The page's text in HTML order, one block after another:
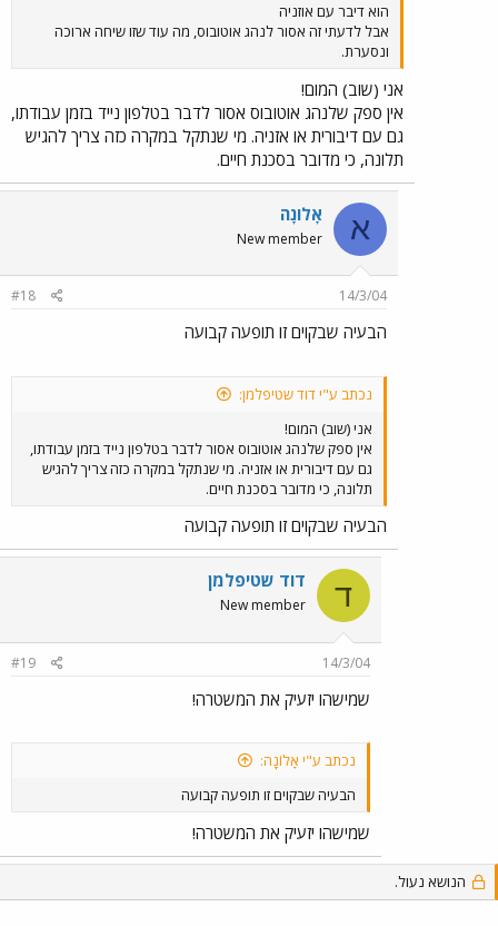
הוא דיבר עם אוזניה
אבל לדעתי זה אסור לנהג אוטובוס, מה עוד שזו שיחה ארוכה
ונסערת.
אני (שוב) המום!
אין ספק שלנהג אוטובוס אסור לדבר בטלפון נייד בזמן עבודתו,
גם עם דיבורית או אזניה. מי שנתקל במקרה כזה צריך להגיש
תלונה, כי מדובר בסכנת חיים.
א אָלוֹנָה
New member
14/3/04
#18
הבעיה שבקוים זו תופעה קבועה
נכתב ע"י דוד שטיפלמן:
אני (שוב) המום!
אין ספק שלנהג אוטובוס אסור לדבר בטלפון נייד בזמן עבודתו,
גם עם דיבורית או אזניה. מי שנתקל במקרה כזה צריך להגיש
תלונה, כי מדובר בסכנת חיים.
הבעיה שבקוים זו תופעה קבועה
ד דוד שטיפלמן
New member
14/3/04
#19
שמישהו יזעיק את המשטרה!
נכתב ע"י אָלוֹנָה:
הבעיה שבקוים זו תופעה קבועה
שמישהו יזעיק את המשטרה!
הנושא נעול.